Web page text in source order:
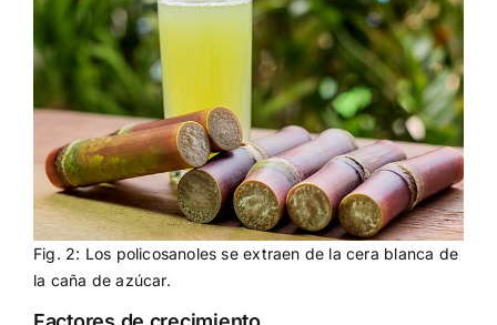
Fig. 2: Los policosanoles se extraen de la cera blanca de
la caña de azúcar.